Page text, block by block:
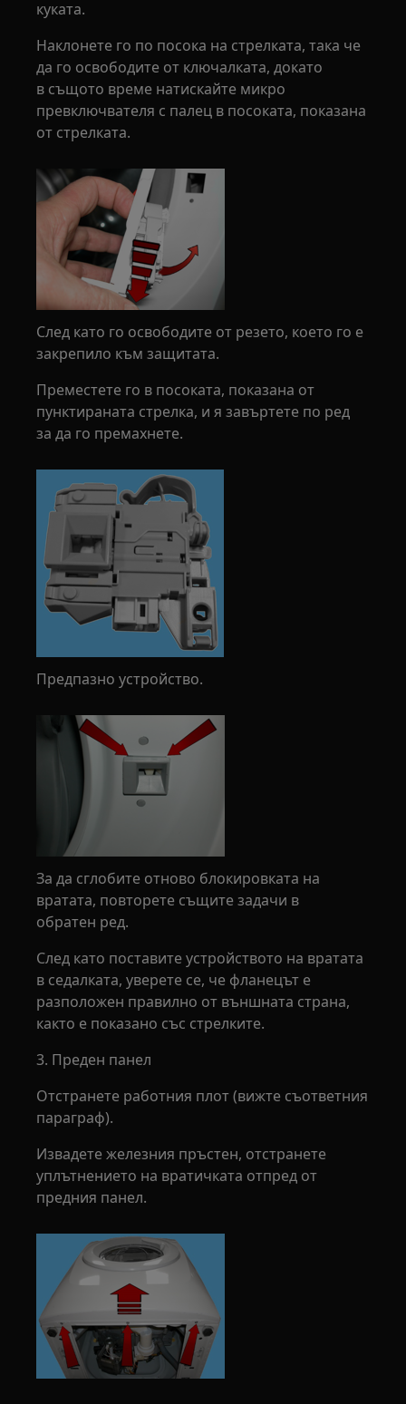
куката.
Наклонете го по посока на стрелката, така че
да го освободите от ключалката, докато
в същото време натискайте микро
превключвателя с палец в посоката, показана
от стрелката.
След като го освободите от резето, което го е
закрепило към защитата.
Преместете го в посоката, показана от
пунктираната стрелка, и я завъртете по ред
за да го премахнете.
Предпазно устройство.
За да сглобите отново блокировката на
вратата, повторете същите задачи в
обратен ред.
След като поставите устройството на вратата
в седалката, уверете се, че фланецът е
разположен правилно от външната страна,
както е показано със стрелките.
3. Преден панел
Отстранете работния плот (вижте съответния
параграф).
Извадете железния пръстен, отстранете
уплътнението на вратичката отпред от
предния панел.